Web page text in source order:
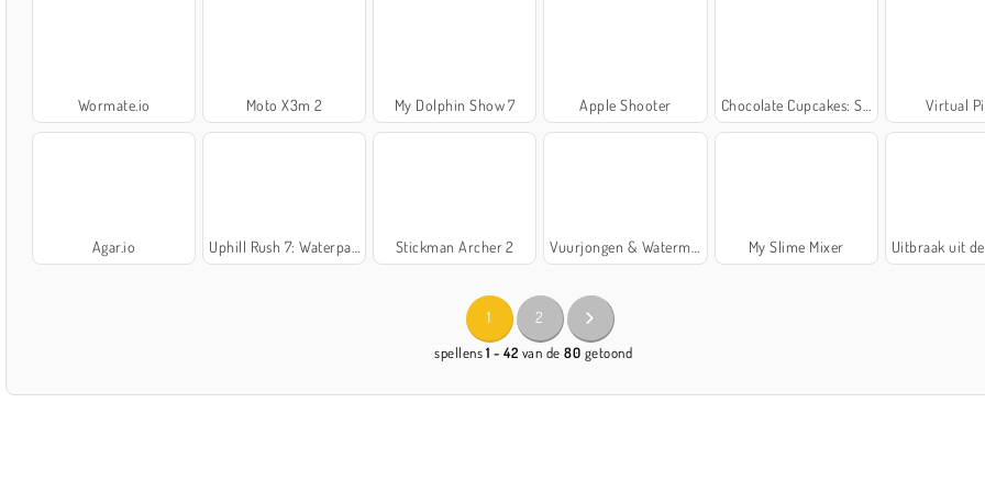
Wormate.io Moto X3m 2 My Dolphin Show 7 Apple Shooter Chocolate Cupcakes: Sara's Cooking Class Virtual
Agar.io Uphill Rush 7: Waterpark Stickman Archer 2 Vuurjongen & Watermeisje 3: IJstempel My Slime Mixer Uitbraak uit de
1 2
spellens1 - 42 van de80 getoond